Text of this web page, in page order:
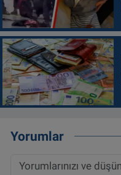
Yorumlar